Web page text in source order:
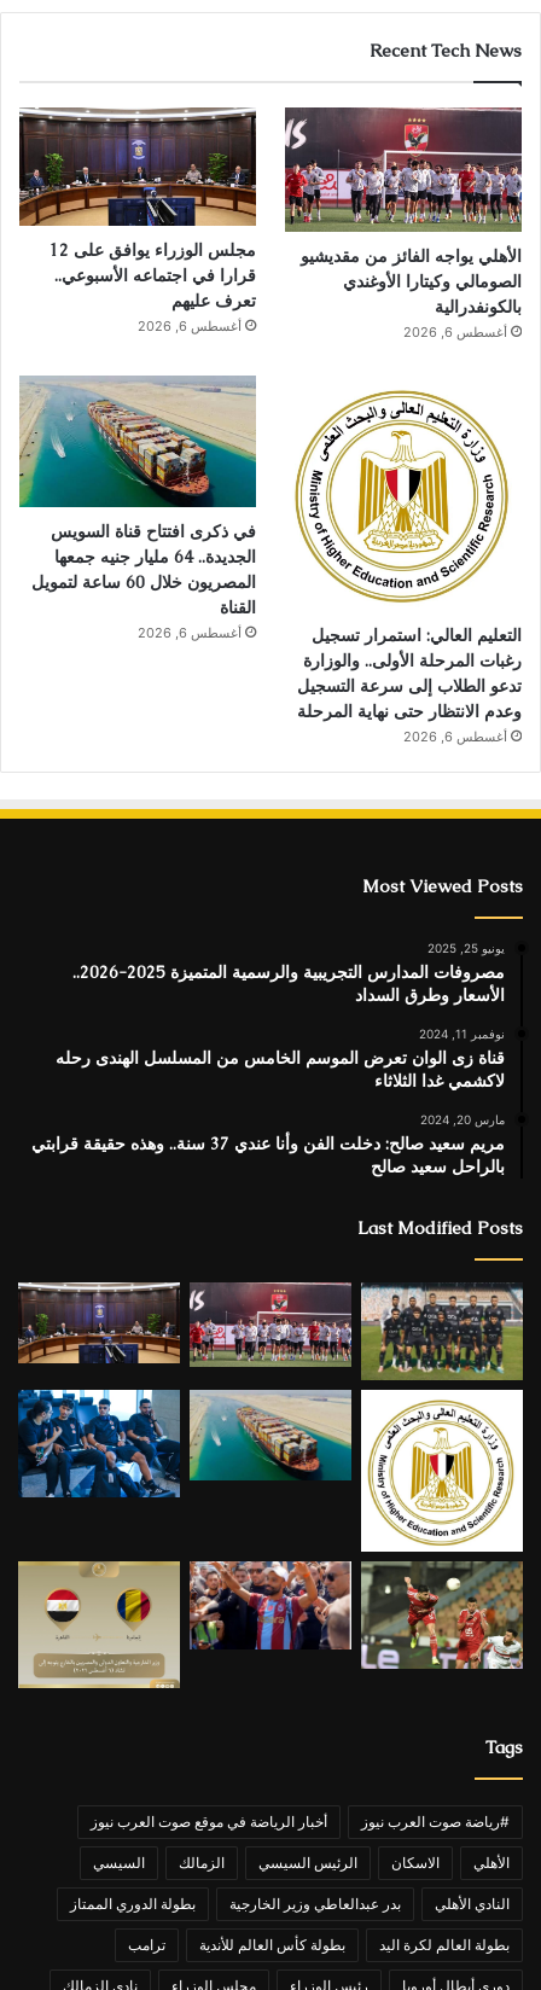
Recent Tech News
الأهلي يواجه الفائز من مقديشيو
الصومالي وكيتارا الأوغندي
بالكونفدرالية
أغسطس 6, 2026
مجلس الوزراء يوافق على 12
قرارا في اجتماعه الأسبوعي..
تعرف عليهم
أغسطس 6, 2026
التعليم العالي: استمرار تسجيل
رغبات المرحلة الأولى.. والوزارة
تدعو الطلاب إلى سرعة التسجيل
وعدم الانتظار حتى نهاية المرحلة
أغسطس 6, 2026
في ذكرى افتتاح قناة السويس
الجديدة.. 64 مليار جنيه جمعها
المصريون خلال 60 ساعة لتمويل
القناة
أغسطس 6, 2026
Most Viewed Posts
يونيو 25, 2025
مصروفات المدارس التجريبية والرسمية المتميزة 2025-2026..
الأسعار وطرق السداد
نوفمبر 11, 2024
قناة زى الوان تعرض الموسم الخامس من المسلسل الهندى رحله
لاكشمي غدا الثلاثاء
مارس 20, 2024
مريم سعيد صالح: دخلت الفن وأنا عندي 37 سنة.. وهذه حقيقة قرابتي
بالراحل سعيد صالح
Last Modified Posts
Tags
#رياضة صوت العرب نيوز أخبار الرياضة في موقع صوت العرب نيوز
الأهلي الاسكان الرئيس السيسي الزمالك السيسي
النادي الأهلي بدر عبدالعاطي وزير الخارجية بطولة الدوري الممتاز
بطولة العالم لكرة اليد بطولة كأس العالم للأندية ترامب
دوري أبطال أوروبا رئيس الوزراء مجلس الوزراء نادي الزمالك